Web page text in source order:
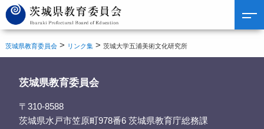
茨城県教育委員会 > リンク集 >茨城大学五浦美術文化研究所
茨城県教育委員会
〒310-8588
茨城県水戸市笠原町978番6 茨城県教育庁総務課